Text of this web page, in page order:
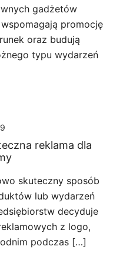
gadżetów
promocję
oraz budują
typu wydarzeń
reklama dla
skuteczny sposób
lub wydarzeń
decyduje
z logo,
podczas […]